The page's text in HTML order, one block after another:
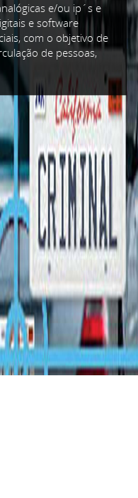
e/ou ip´s e
e software
com o objetivo de
de pessoas,